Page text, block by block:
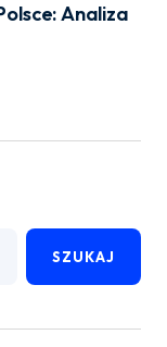
Analiza
SZUKAJ